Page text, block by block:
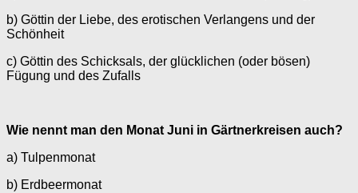
b) Göttin der Liebe, des erotischen Verlangens und der
Schönheit
c) Göttin des Schicksals, der glücklichen (oder bösen)
Fügung und des Zufalls
Wie nennt man den Monat Juni in Gärtnerkreisen auch?
a) Tulpenmonat
b) Erdbeermonat